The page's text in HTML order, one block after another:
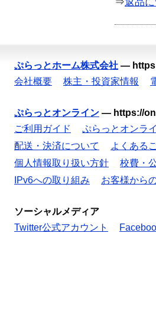
⇒返品
ぷらっとホーム株式会社 —
会社概要
株主・投資家情報
ぷらっとオンライン — https://
ご利用ガイド
ぷらっとオンラ
配送・決済について
よくある
個人情報取り扱い方針
校費・
IPv6への取り組み
お客様から
ソーシャルメディア
Twitter公式アカウント